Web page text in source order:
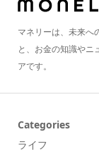
マネリーは、未来へ
と、お金の知識やニ
アです。
Categories
ライフ